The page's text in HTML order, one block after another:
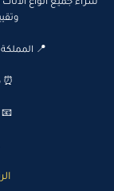
شراء جميع انواع
📍
⏰ من 8
📧